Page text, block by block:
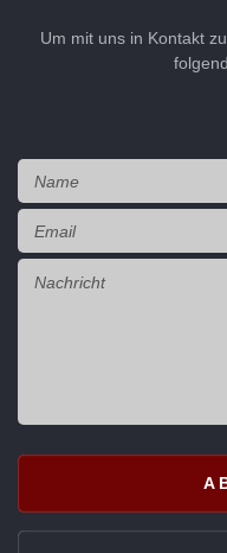
Um mit uns in Kontakt